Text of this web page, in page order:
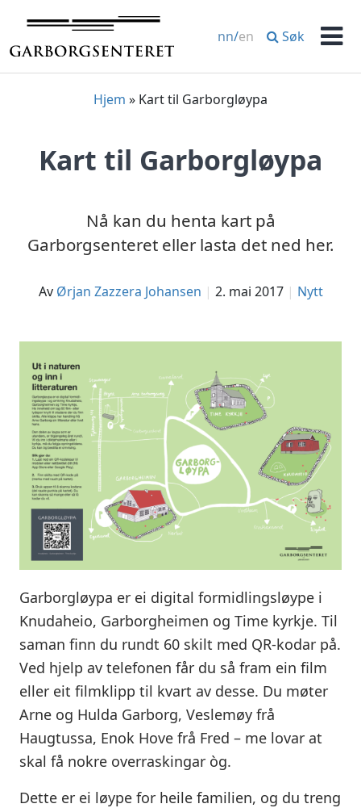
innhold
nn/en Søk
Hjem » Kart til Garborgløypa
Kart til Garborgløypa
Nå kan du henta kart på
Garborgsenteret eller lasta det ned her.
av Ørjan Zazzera Johansen 2. mai 2017 Nytt
Garborgløypa er ei digital formidlingsløype i
Knudaheio, Garborgheimen og Time kyrkje. Til
saman finn du rundt 60 skilt med QR-kodar på.
Ved hjelp av telefonen får du så fram ein film
eller eit filmklipp til kvart av desse. Du møter
Arne og Hulda Garborg, Veslemøy frå
Haugtussa, Enok Hove frå Fred – me lovar at
skal få nokre overraskingar òg.
Dette er ei løype for heile familien, og du treng